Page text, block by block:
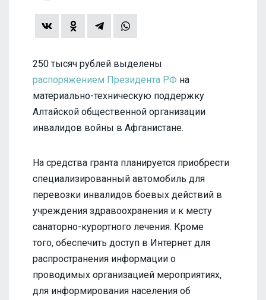
250 тысяч рублей выделены
распоряжением Президента РФ на
материально-техническую поддержку
Алтайской общественной организации
инвалидов войны в Афганистане.
На средства гранта планируется приобрести
специализированный автомобиль для
перевозки инвалидов боевых действий в
учреждения здравоохранения и к месту
санаторно-курортного лечения. Кроме
того, обеспечить доступ в Интернет для
распространения информации о
проводимых организацией мероприятиях,
для информирования населения об